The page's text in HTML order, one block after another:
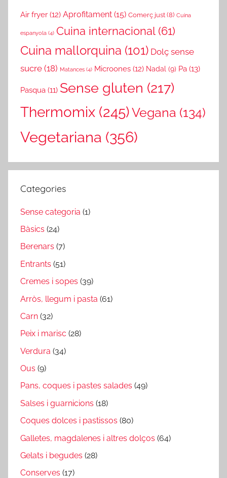
Air fryer (12) Aprofitament (15) Comerç just (8) Cuina
espanyola (4) Cuina internacional(61)
Cuina mallorquina (101) Dolç sense
sucre (18) Matances (4) Microones (12) Nadal (9) Pa (13)
Pasqua (11) Sense gluten (217)
Thermomix (245)Vegana (134)
Vegetariana (356)
Categories
Sense categoria (1)
Bàsics (24)
Berenars (7)
Entrants (51)
Cremes i sopes (39)
Arròs, llegum i pasta (61)
Carn (32)
Peix i marisc (28)
Verdura (34)
Ous (9)
Pans, coques i pastes salades (49)
Salses i guarnicions (18)
Coques dolces i pastissos (80)
Galletes, magdalenes i altres dolços (64)
Gelats i begudes (28)
Conserves (17)